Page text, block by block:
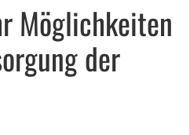
Möglichkeiten
der